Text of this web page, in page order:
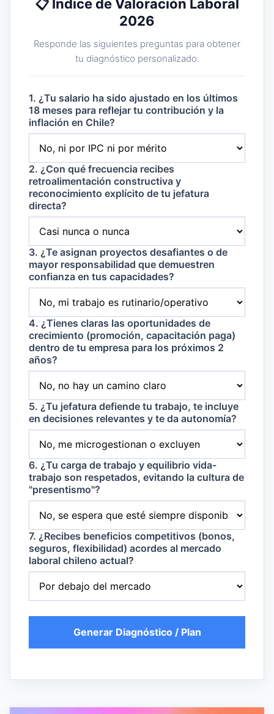
📋 Índice de Valoración Laboral
2026
Responde las siguientes preguntas para obtener
tu diagnóstico personalizado.
1. ¿Tu salario ha sido ajustado en los últimos
18 meses para reflejar tu contribución y la
inflación en Chile?
2. ¿Con qué frecuencia recibes
retroalimentación constructiva y
reconocimiento explícito de tu jefatura
directa?
3. ¿Te asignan proyectos desafiantes o de
mayor responsabilidad que demuestren
confianza en tus capacidades?
4. ¿Tienes claras las oportunidades de
crecimiento (promoción, capacitación paga)
dentro de tu empresa para los próximos 2
años?
5. ¿Tu jefatura defiende tu trabajo, te incluye
en decisiones relevantes y te da autonomía?
6. ¿Tu carga de trabajo y equilibrio vida-
trabajo son respetados, evitando la cultura de
"presentismo"?
7. ¿Recibes beneficios competitivos (bonos,
seguros, flexibilidad) acordes al mercado
laboral chileno actual?
Generar Diagnóstico / Plan